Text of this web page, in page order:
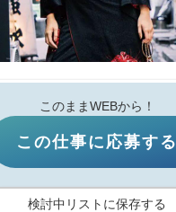
このままWEBから！
この仕事に応募する
検討中リストに保存する